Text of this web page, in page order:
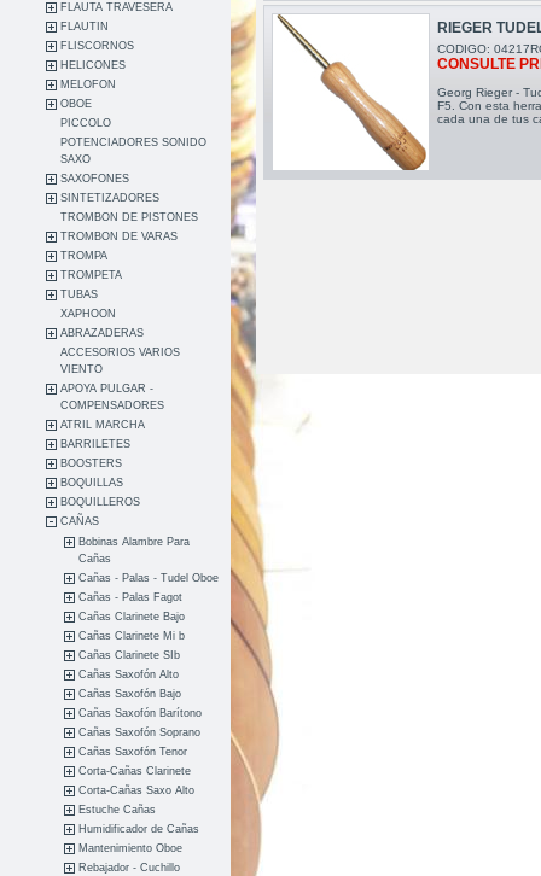
FLAUTA TRAVESERA
FLAUTIN
FLISCORNOS
HELICONES
MELOFON
OBOE
PICCOLO
POTENCIADORES SONIDO
SAXO
SAXOFONES
SINTETIZADORES
TROMBON DE PISTONES
TROMBON DE VARAS
TROMPA
TROMPETA
TUBAS
XAPHOON
ABRAZADERAS
ACCESORIOS VARIOS
VIENTO
APOYA PULGAR -
COMPENSADORES
ATRIL MARCHA
BARRILETES
BOOSTERS
BOQUILLAS
BOQUILLEROS
CAÑAS
Bobinas Alambre Para
Cañas
Cañas - Palas - Tudel Oboe
Cañas - Palas Fagot
Cañas Clarinete Bajo
Cañas Clarinete Mi b
Cañas Clarinete SIb
Cañas Saxofón Alto
Cañas Saxofón Bajo
Cañas Saxofón Barítono
Cañas Saxofón Soprano
Cañas Saxofón Tenor
Corta-Cañas Clarinete
Corta-Cañas Saxo Alto
Estuche Cañas
Humidificador de Cañas
Mantenimiento Oboe
Rebajador - Cuchillo
RIEGER
CODIGO:
CONSULTE
Georg Rieger -
F5. Con esta
cada una de tus